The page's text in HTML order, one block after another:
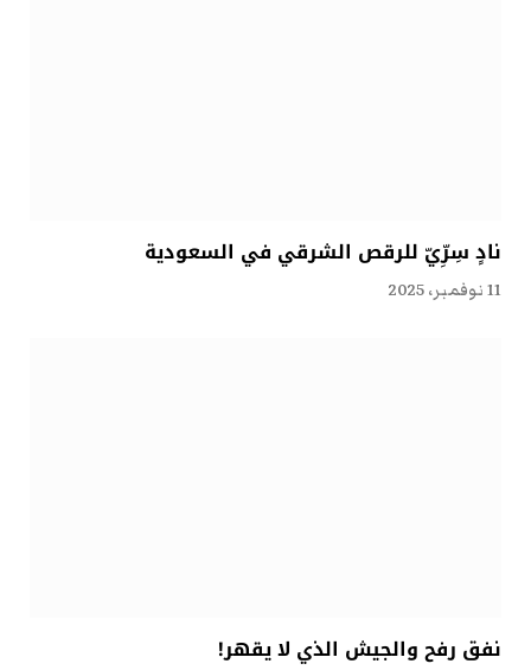
نادٍ سِرِّيّ للرقص الشرقي في السعودية
11 نوفمبر، 2025
نفق رفح والجيش الذي لا يقهر!